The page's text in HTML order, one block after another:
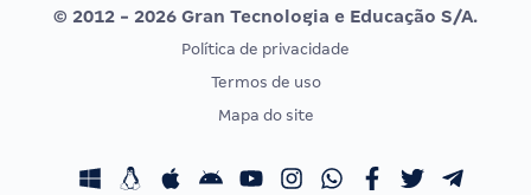
Vunesp
CONCURSOS POR PROFISSÃO
Concursos Fiscais
EXAME DE ORDEM
Calendário OAB
© 2012 - 2026 Gran Tecnologia e Educação S/A.
Política de privacidade
Termos de uso
Mapa do site